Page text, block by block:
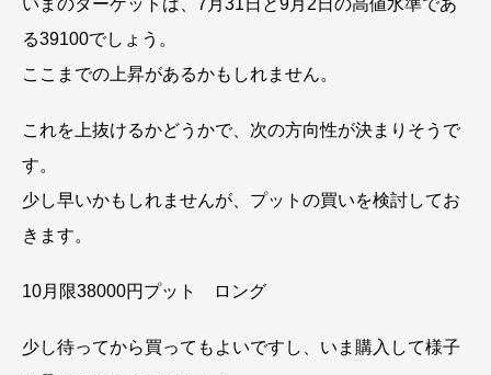
いまのターゲットは、7月31日と9月2日の高値水準であ
る39100でしょう。
ここまでの上昇があるかもしれません。
これを上抜けるかどうかで、次の方向性が決まりそうで
す。
少し早いかもしれませんが、プットの買いを検討してお
きます。
10月限38000円プット ロング
少し待ってから買ってもよいですし、いま購入して様子